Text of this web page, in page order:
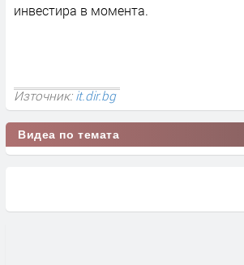
инвестира в момента.
Източник:it.dir.bg
Видеа по темата